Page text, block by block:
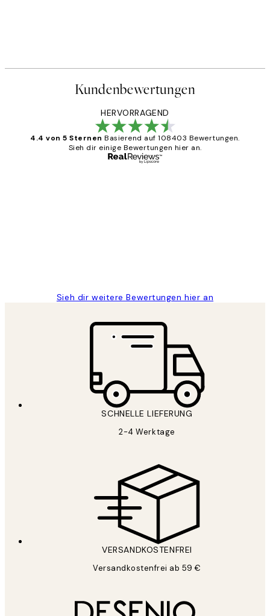
Kundenbewertungen
HERVORRAGEND
4.4 von 5 Sternen Basierend auf 108403 Bewertungen.
Sieh dir einige Bewertungen hier an.
Sieh dir weitere Bewertungen hier an
SCHNELLE LIEFERUNG
2-4 Werktage
VERSANDKOSTENFREI
Versandkostenfrei ab 59 €